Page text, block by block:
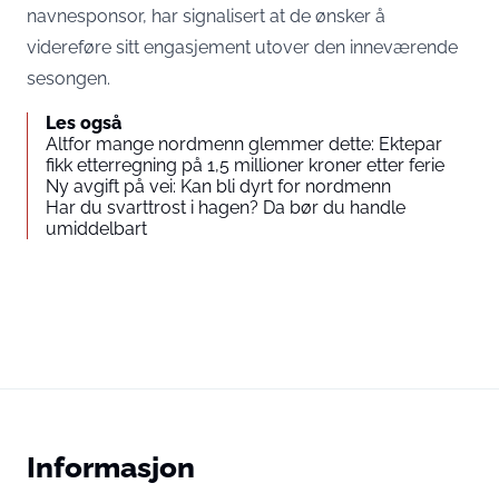
navnesponsor, har signalisert at de ønsker å
videreføre sitt engasjement utover den inneværende
sesongen.
Les også
Altfor mange nordmenn glemmer dette: Ektepar
fikk etterregning på 1,5 millioner kroner etter ferie
Ny avgift på vei: Kan bli dyrt for nordmenn
Har du svarttrost i hagen? Da bør du handle
umiddelbart
Informasjon